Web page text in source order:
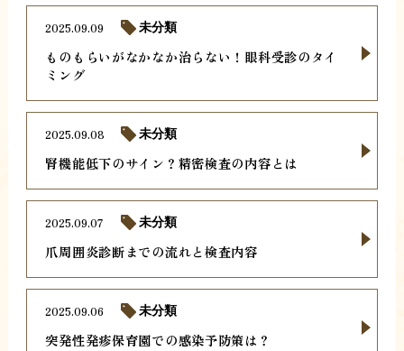
ものもらいがなかなか治らない！眼科受診のタイ
ミング
2025.09.09 未分類
腎機能低下のサイン？精密検査の内容とは
2025.09.08 未分類
爪周囲炎診断までの流れと検査内容
2025.09.07 未分類
突発性発疹保育園での感染予防策は？
2025.09.06 未分類